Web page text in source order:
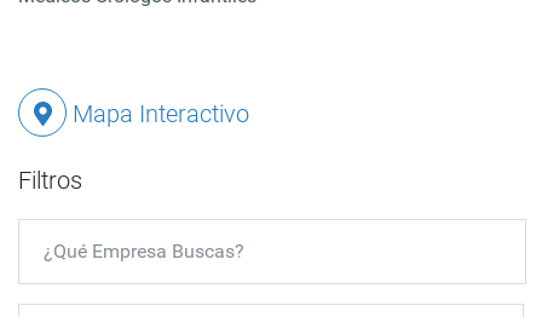
Mapa Interactivo
Filtros